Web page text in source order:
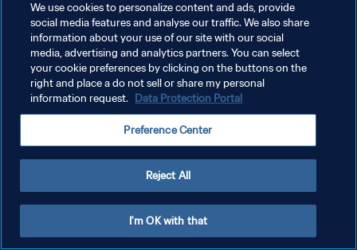
سياسة الخصوصية
إدارة تفضيلات ملفات تعريف الارتباط
We use cookies to personalize content and ads, provide
social media features and analyse our traffic. We also share
information about your use of our site with our social
media, advertising and analytics partners. You can select
your cookie preferences by clicking on the buttons on the
right and place a do not sell or share my personal
information request. Data Protection Portal
Preference Center
Reject All
I'm OK with that